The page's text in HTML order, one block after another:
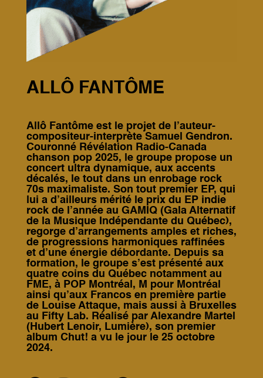
ALLÔ FANTÔME
Allô Fantôme est le projet de l’auteur-
compositeur-interprète Samuel Gendron.
Couronné Révélation Radio-Canada
chanson pop 2025, le groupe propose un
concert ultra dynamique, aux accents
décalés, le tout dans un enrobage rock
70s maximaliste. Son tout premier EP, qui
lui a d’ailleurs mérité le prix du EP indie
rock de l’année au GAMIQ (Gala Alternatif
de la Musique Indépendante du Québec),
regorge d’arrangements amples et riches,
de progressions harmoniques raffinées
et d’une énergie débordante. Depuis sa
formation, le groupe s’est présenté aux
quatre coins du Québec notamment au
FME, à POP Montréal, M pour Montréal
ainsi qu’aux Francos en première partie
de Louise Attaque, mais aussi à Bruxelles
au Fifty Lab. Réalisé par Alexandre Martel
(Hubert Lenoir, Lumière), son premier
album Chut! a vu le jour le 25 octobre
2024.